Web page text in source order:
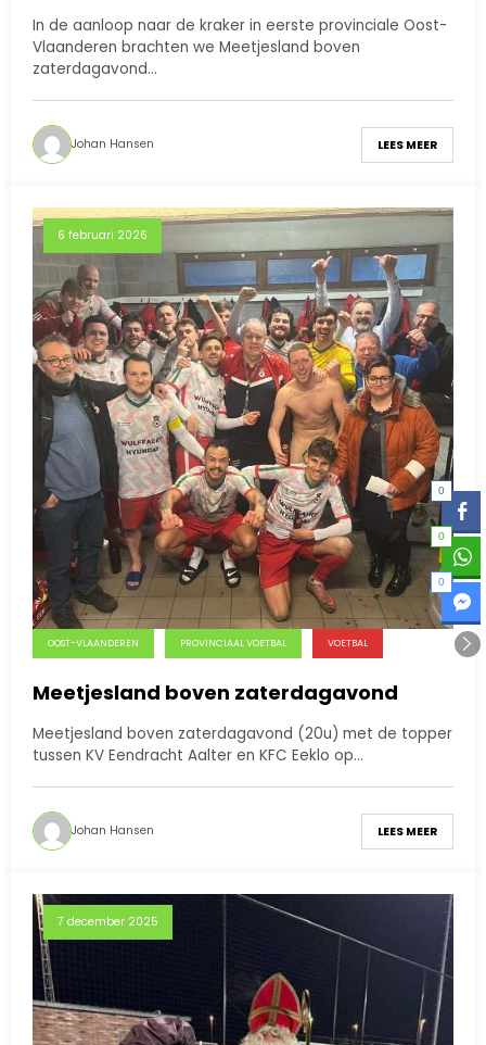
In de aanloop naar de kraker in eerste provinciale Oost-
Vlaanderen brachten we Meetjesland boven
zaterdagavond…
Johan Hansen LEES MEER
6 februari 2026
OOST-VLAANDEREN PROVINCIAAL VOETBAL VOETBAL
Meetjesland boven zaterdagavond
Meetjesland boven zaterdagavond (20u) met de topper
tussen KV Eendracht Aalter en KFC Eeklo op…
Johan Hansen LEES MEER
7 december 2025
0
0
0